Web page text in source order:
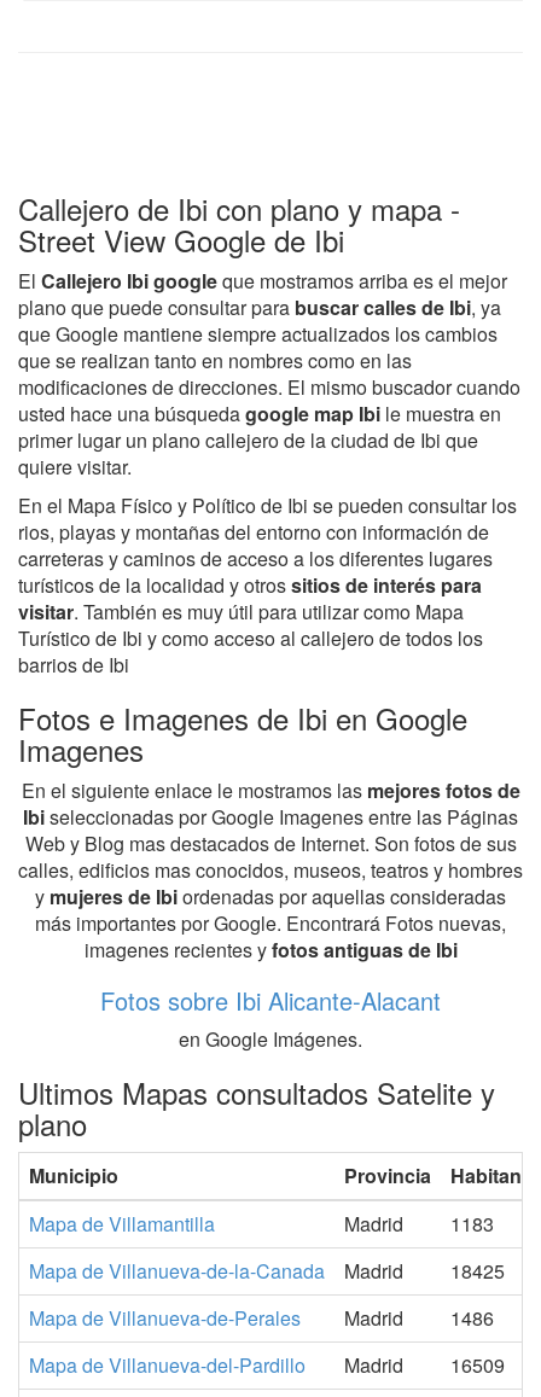
Callejero de Ibi con plano y mapa -
Street View Google de Ibi
El Callejero Ibi googleque mostramos arriba es el mejor
plano que puede consultar para buscar calles de Ibi, ya
que Google mantiene siempre actualizados los cambios
que se realizan tanto en nombres como en las
modificaciones de direcciones. El mismo buscador cuando
usted hace una búsquedagoogle map Ibi le muestra en
primer lugar un plano callejero de la ciudad de Ibi que
quiere visitar.
En el Mapa Físico y Político de Ibi se pueden consultar los
rios, playas y montañas del entorno con información de
carreteras y caminos de acceso a los diferentes lugares
turísticos de la localidad y otrossitios de interés para
visitar. También es muy útil para utilizar como Mapa
Turístico de Ibi y como acceso al callejero de todos los
barrios de Ibi
Fotos e Imagenes de Ibi en Google
Imagenes
En el siguiente enlace le mostramos las mejores fotos de
Ibiseleccionadas por Google Imagenes entre las Páginas
Web y Blog mas destacados de Internet. Son fotos de sus
calles, edificios mas conocidos, museos, teatros y hombres
y mujeres de Ibiordenadas por aquellas consideradas
más importantes por Google. Encontrará Fotos nuevas,
imagenes recientes yfotos antiguas de Ibi
Fotos sobre Ibi Alicante-Alacant
en Google Imágenes.
Ultimos Mapas consultados Satelite y
plano
Municipio Provincia
Mapa de Villamantilla
Madrid
1183
Mapa de Villanueva-de-la-Canada
Madrid
18425
Mapa de Villanueva-de-Perales
Madrid
1486
Mapa de Villanueva-del-Pardillo
Madrid
16509